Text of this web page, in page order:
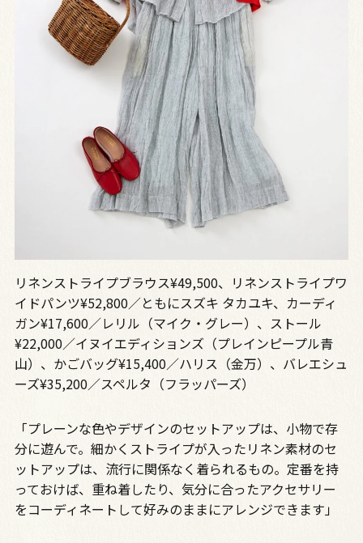
リネンストライプブラウス¥49,500、リネンストライプワ
イドパンツ¥52,800／ともにスズキ タカユキ、カーディ
ガン¥17,600／レリル（マイク・グレー）、ストール
¥22,000／イヌイエディションズ（プレインピープル青
山）、かごバッグ¥15,400／ハリス（金万）、バレエシュ
ーズ¥35,200／スペルタ（フラッパーズ）
「プレーンな色やデザインのセットアップは、小物で存
分に遊んで。細かくストライプが入ったリネン素材のセ
ットアップは、流行に関係なく着られるもの。定番を持
っておけば、重ね着したり、気分に合ったアクセサリー
をコーディネートして好みのままにアレンジできます」